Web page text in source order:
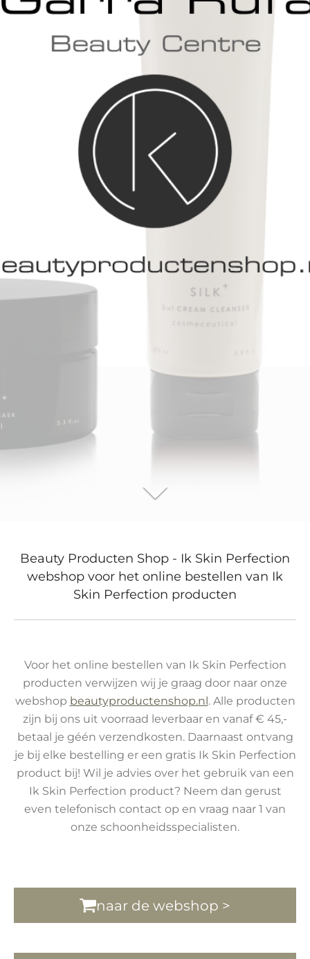
Beauty Producten Shop - Ik Skin Perfection
webshop voor het online bestellen van Ik
Skin Perfection producten
Voor het online bestellen van Ik Skin Perfection
producten verwijzen wij je graag door naar onze
webshop beautyproductenshop.nl. Alle producten
zijn bij ons uit voorraad leverbaar en vanaf € 45,-
betaal je géén verzendkosten. Daarnaast ontvang
je bij elke bestelling er een gratis Ik Skin Perfection
product bij! Wil je advies over het gebruik van een
Ik Skin Perfection product? Neem dan gerust
even telefonisch contact op en vraag naar 1 van
onze schoonheidsspecialisten.
naar de webshop >